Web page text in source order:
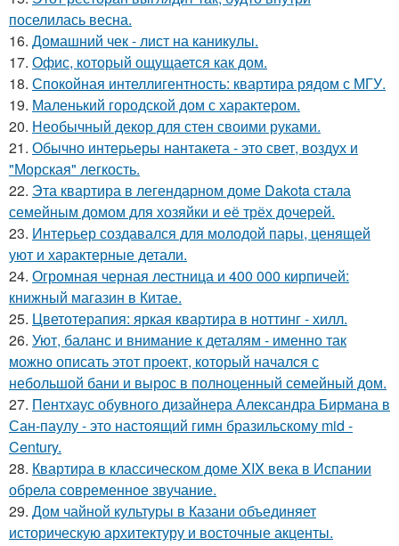
поселилась весна.
16. Домашний чек - лист на каникулы.
17. Офис, который ощущается как дом.
18. Спокойная интеллигентность: квартира рядом с МГУ.
19. Маленький городской дом с характером.
20. Необычный декор для стен своими руками.
21. Обычно интерьеры нантакета - это свет, воздух и
"Морская" легкость.
22. Эта квартира в легендарном доме Dakota стала
семейным домом для хозяйки и её трёх дочерей.
23. Интерьер создавался для молодой пары, ценящей
уют и характерные детали.
24. Огромная черная лестница и 400 000 кирпичей:
книжный магазин в Китае.
25. Цветотерапия: яркая квартира в ноттинг - хилл.
26. Уют, баланс и внимание к деталям - именно так
можно описать этот проект, который начался с
небольшой бани и вырос в полноценный семейный дом.
27. Пентхаус обувного дизайнера Александра Бирмана в
Сан-паулу - это настоящий гимн бразильскому mid -
Century.
28. Квартира в классическом доме XIX века в Испании
обрела современное звучание.
29. Дом чайной культуры в Казани объединяет
историческую архитектуру и восточные акценты.